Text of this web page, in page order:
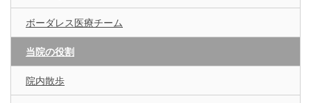
ボーダレス医療チーム
当院の役割
院内散歩